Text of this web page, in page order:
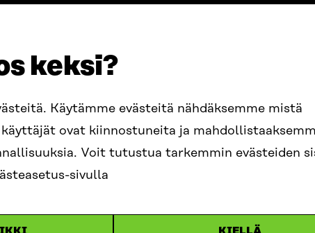
keksi?
Käytämme evästeitä nähdäksemme mistä
ovat kiinnostuneita ja
Voit tutustua tarkemmin evästeiden
sivulla
E-POST
sitra@sitra.fi
fornamn.efternamn@sitra.fi